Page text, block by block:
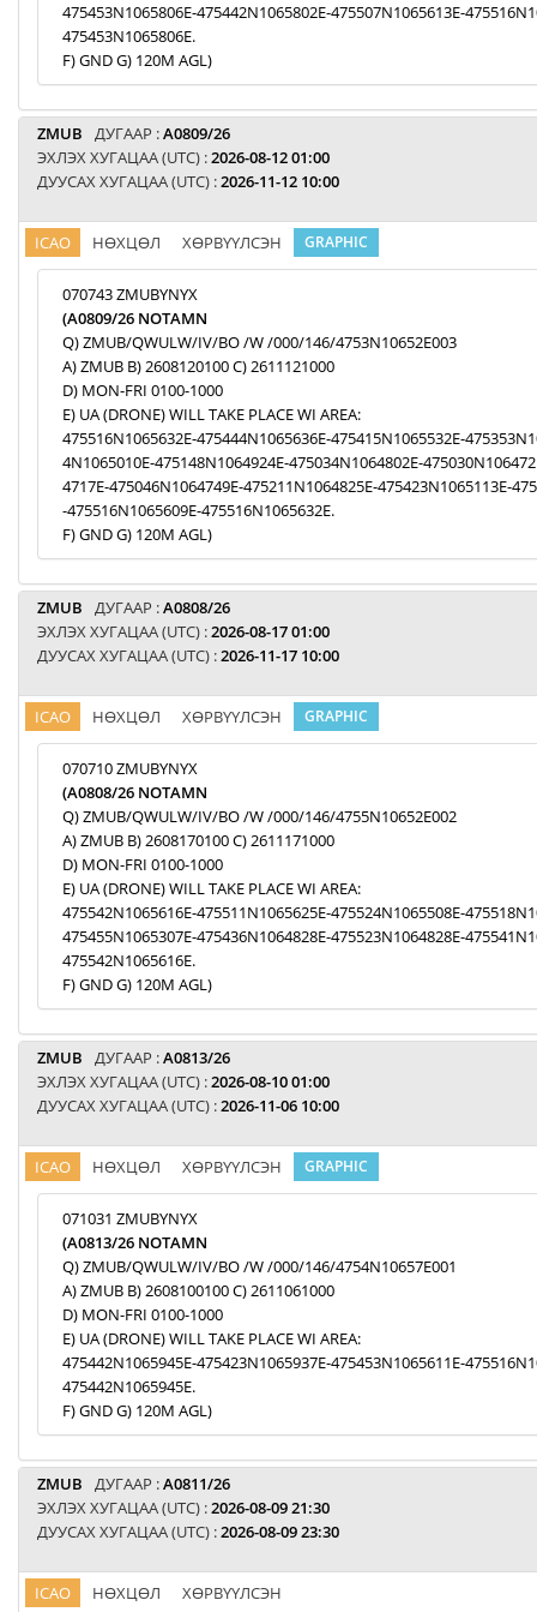
475453N1065806E-475442N1065802E-475507N1065613E-
475453N1065806E.
F) GND G) 120M AGL)
ZMUB ДУГААР :A0809/26
ЭХЛЭХ ХУГАЦАА (UTC) :2026-08-12 01:00
ДУУСАХ ХУГАЦАА (UTC) :2026-11-12 10:00
ICAO НӨХЦӨЛ ХӨРВҮҮЛСЭН GRAPHIC
070743 ZMUBYNYX
(A0809/26 NOTAMN
Q) ZMUB/QWULW/IV/BO /W /000/146/4753N10652E003
A) ZMUB B) 2608120100 C) 2611121000
D) MON-FRI 0100-1000
E) UA (DRONE) WILL TAKE PLACE WI AREA:
475516N1065632E-475444N1065636E-475415N1065532E-
4N1065010E-475148N1064924E-475034N1064802E-
4717E-475046N1064749E-475211N1064825E-475423N1065113E-
-475516N1065609E-475516N1065632E.
F) GND G) 120M AGL)
ZMUB ДУГААР :A0808/26
ЭХЛЭХ ХУГАЦАА (UTC) :2026-08-17 01:00
ДУУСАХ ХУГАЦАА (UTC) :2026-11-17 10:00
ICAO НӨХЦӨЛ ХӨРВҮҮЛСЭН GRAPHIC
070710 ZMUBYNYX
(A0808/26 NOTAMN
Q) ZMUB/QWULW/IV/BO /W /000/146/4755N10652E002
A) ZMUB B) 2608170100 C) 2611171000
D) MON-FRI 0100-1000
E) UA (DRONE) WILL TAKE PLACE WI AREA:
475542N1065616E-475511N1065625E-475524N1065508E-
475455N1065307E-475436N1064828E-475523N1064828E-
475542N1065616E.
F) GND G) 120M AGL)
ZMUB ДУГААР :A0813/26
ЭХЛЭХ ХУГАЦАА (UTC) :2026-08-10 01:00
ДУУСАХ ХУГАЦАА (UTC) :2026-11-06 10:00
ICAO НӨХЦӨЛ ХӨРВҮҮЛСЭН GRAPHIC
071031 ZMUBYNYX
(A0813/26 NOTAMN
Q) ZMUB/QWULW/IV/BO /W /000/146/4754N10657E001
A) ZMUB B) 2608100100 C) 2611061000
D) MON-FRI 0100-1000
E) UA (DRONE) WILL TAKE PLACE WI AREA:
475442N1065945E-475423N1065937E-475453N1065611E-
475442N1065945E.
F) GND G) 120M AGL)
ZMUB ДУГААР :A0811/26
ЭХЛЭХ ХУГАЦАА (UTC) :2026-08-09 21:30
ДУУСАХ ХУГАЦАА (UTC) :2026-08-09 23:30
ICAO НӨХЦӨЛ ХӨРВҮҮЛСЭН